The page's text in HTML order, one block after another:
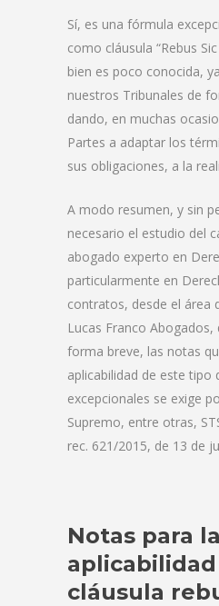
Sí, es una fórmula
como cláusula “Rebus
bien es poco conocida,
nuestros Tribunales de
dando, en muchas
Partes a adaptar los
sus obligaciones, a la
A modo resumen, y sin
necesario el estudio del
abogado experto en
particularmente en
contratos, desde el área
Lucas Franco
forma breve, las notas
aplicabilidad de este tipo
excepcionales se exige
Supremo, entre otras,
rec. 621/2015, de 13 de
Notas para la
cláusula